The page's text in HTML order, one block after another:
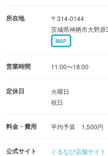
所在地
〒314-0144
茨城県神栖市大野原
MAP
営業時間 11:00〜18:00
定休日
火曜日
祝日
料金・費用 平均予算 1,500円
公式サイト ぐるなび店舗サイト